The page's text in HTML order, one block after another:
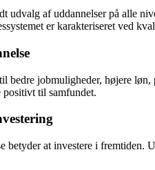
udvalg af uddannelser på alle
er karakteriseret ved
bedre jobmuligheder, højere
positivt til samfundet.
betyder at investere i fremtiden.